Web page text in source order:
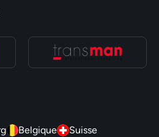
Belgique
Suisse